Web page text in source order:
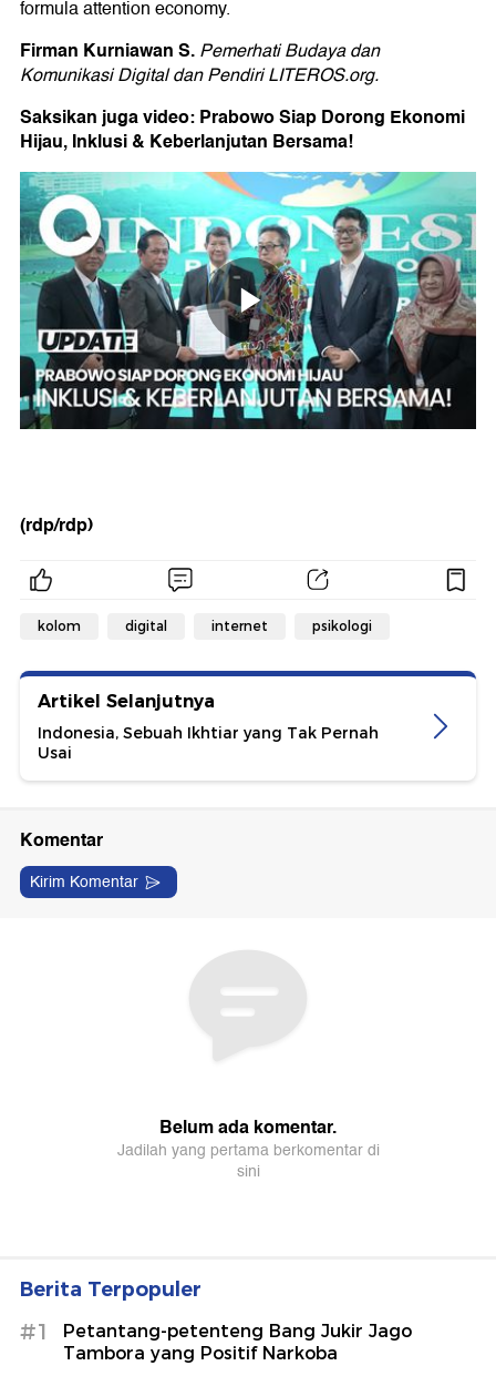
formula attention economy.
Firman Kurniawan S.Pemerhati Budaya dan
Komunikasi Digital dan Pendiri LITEROS.org.
Saksikan juga video: Prabowo Siap Dorong Ekonomi
Hijau, Inklusi & Keberlanjutan Bersama!
(rdp/rdp)
kolom digital internet psikologi
Artikel Selanjutnya
Indonesia, Sebuah Ikhtiar yang Tak Pernah
Usai
Berita Terpopuler
#1
Petantang-petenteng Bang Jukir Jago
Tambora yang Positif Narkoba